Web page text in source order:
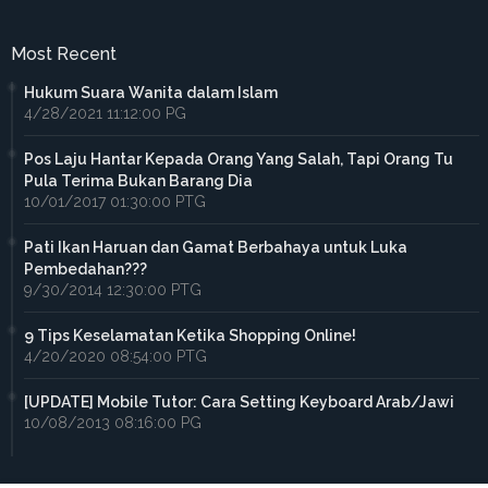
Most Recent
Hukum Suara Wanita dalam Islam
4/28/2021 11:12:00 PG
Pos Laju Hantar Kepada Orang Yang Salah, Tapi Orang Tu
Pula Terima Bukan Barang Dia
10/01/2017 01:30:00 PTG
Pati Ikan Haruan dan Gamat Berbahaya untuk Luka
Pembedahan???
9/30/2014 12:30:00 PTG
9 Tips Keselamatan Ketika Shopping Online!
4/20/2020 08:54:00 PTG
[UPDATE] Mobile Tutor: Cara Setting Keyboard Arab/Jawi
10/08/2013 08:16:00 PG